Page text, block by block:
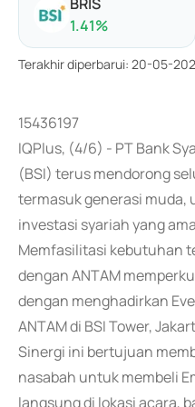
1.41%
Terakhir diperbarui: 20-05-
15436197
IQPlus, (4/6) - PT Bank
(BSI) terus mendorong
termasuk generasi muda,
investasi syariah yang
Memfasilitasi kebutuhan
dengan ANTAM
dengan menghadirkan
ANTAM di BSI Tower,
Sinergi ini bertujuan
nasabah untuk membeli
langsung di lokasi acara,